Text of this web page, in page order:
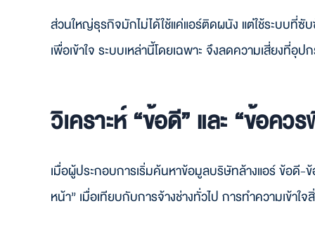
ส่วนใหญ่ธุรกิจมักไม่ได้ใช้แค่แอร์ติดผนัง แต่ใช้ระบบที่
เพื่อเข้าใจ ระบบเหล่านี้โดยเฉพาะ จึงลดความเสี่ยงที่อุ
วิเคราะห์ “ข้อดี” และ “ข้อค
เมื่อผู้ประกอบการเริ่มค้นหาข้อมูลบริษัทล้างแอร์ ข้อดี-
หน้า” เมื่อเทียบกับการจ้างช่างทั่วไป การทำความเข้าใ